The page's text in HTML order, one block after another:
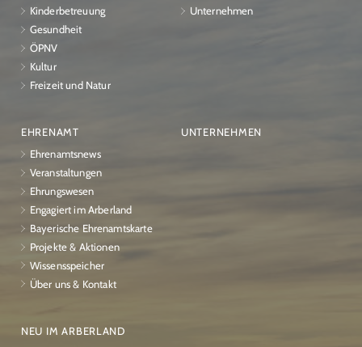
Kinderbetreuung
Gesundheit
ÖPNV
Kultur
Freizeit und Natur
Unternehmen
EHRENAMT
Ehrenamtsnews
Veranstaltungen
Ehrungswesen
Engagiert im Arberland
Bayerische Ehrenamtskarte
Projekte & Aktionen
Wissensspeicher
Über uns & Kontakt
UNTERNEHMEN
NEU IM ARBERLAND